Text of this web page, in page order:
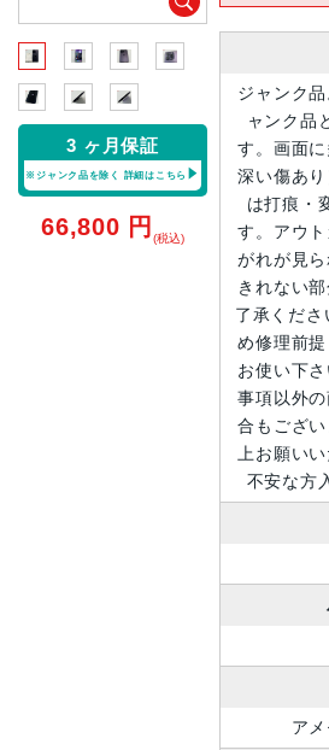
3 ヶ月保証
※ジャンク品を除く 詳細はこちら
66,800 円 (税込)
ジャンク
ャンク品
す。画面
深い傷あ
は打痕・
す。アウ
がれが見
きれない
了承くだ
め修理前
お使い下
事項以外
合もござ
上お願い
不安な方
ア